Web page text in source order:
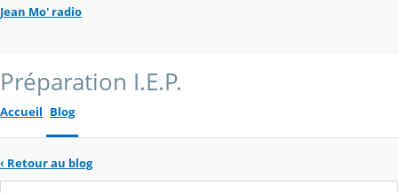
Jean Mo' radio
Préparation I.E.P.
Accueil Blog
‹ Retour au blog